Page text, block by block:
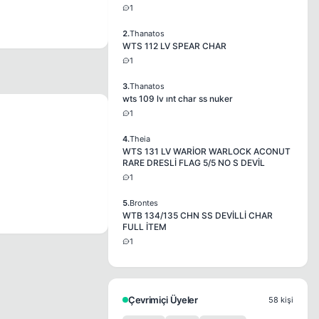
1
2.Thanatos
WTS 112 LV SPEAR CHAR
1
3.Thanatos
wts 109 lv ınt char ss nuker
1
4.Theia
WTS 131 LV WARİOR WARLOCK ACONUT
RARE DRESLİ FLAG 5/5 NO S DEVİL
1
5.Brontes
WTB 134/135 CHN SS DEVİLLİ CHAR
FULL İTEM
1
Çevrimiçi Üyeler 58 kişi